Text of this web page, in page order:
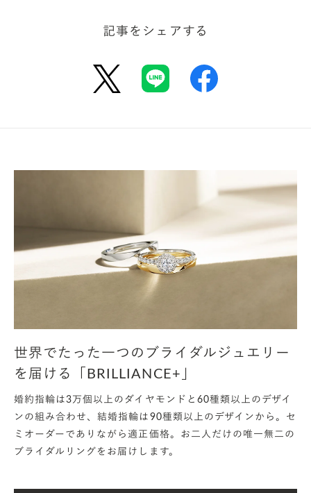
由に。日常でも楽しめるデザインを提案
渡邉
ください。
潮田：
ラボグロウンダイヤモンドだからこそ出来ることを部
署内で話し合いました。ダイヤモンドって敷居が高い
と言うイメージを持たれがちなのですが「もっとダイ
記事をシェアする
世界でたった一つのブライダルジュエリー
を届ける「BRILLIANCE+」
婚約指輪は3万個以上のダイヤモンドと60種類以上のデザイ
ンの組み合わせ、結婚指輪は90種類以上のデザインから。セ
ミオーダーでありながら適正価格。お二人だけの唯一無二の
ブライダルリングをお届けします。